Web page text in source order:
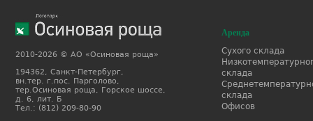
2010-2026 © АО «Осиновая роща»
194362, Санкт-Петербург,
вн.тер. г.пос. Парголово,
тер.Осиновая роща, Горское шоссе,
д. 6, лит. Б
Тел.: (812) 209-80-90
Аренда
Сухого склада
склада
склада
Офисов